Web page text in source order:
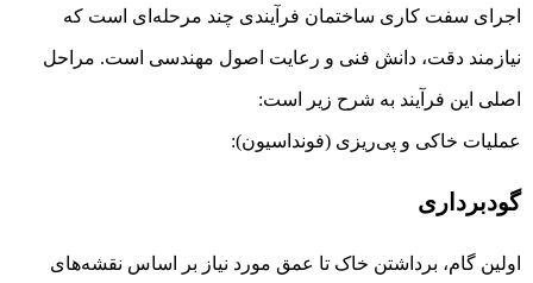
اجرای سفت کاری ساختمان فرآیندی چند مرحله‌ای است که
نیازمند دقت، دانش فنی و رعایت اصول مهندسی است. مراحل
اصلی این فرآیند به شرح زیر است:
عملیات خاکی و پی‌ریزی (فونداسیون):
گودبرداری
اولین گام، برداشتن خاک تا عمق مورد نیاز بر اساس نقشه‌های